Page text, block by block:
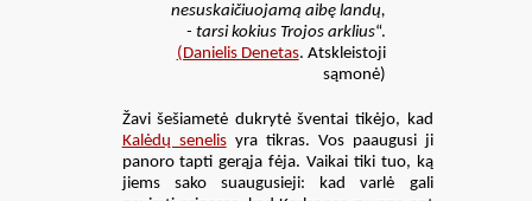
nesuskaičiuojamą aibę landų,
- tarsi kokius Trojos arklius“.
(Danielis Denetas. Atskleistoji
sąmonė)
Žavi šešiametė dukrytė šventai tikėjo, kad
Kalėdų senelisyra tikras. Vos paaugusi ji
panoro tapti gerąja fėja. Vaikai tiki tuo, ką
jiems sako suaugusieji: kad varlė gali